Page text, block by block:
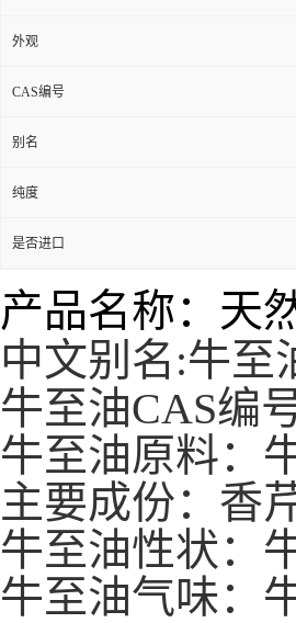
外观
CAS编号
别名
纯度
是否进口
产品名称：天
中文别名:牛至
牛至油CAS编
牛至油原料：
主要成份：香
牛至油性状：
牛至油气味：